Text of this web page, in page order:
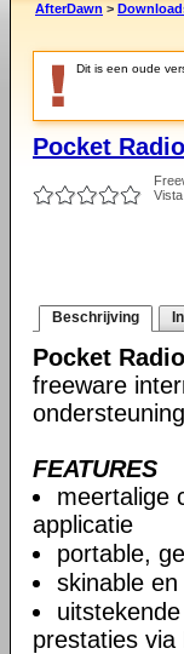
AfterDawn >
Dit is een oude
Pocket
Beschrijving
Pocket
freeware
FEATURES
meertalige
applicatie
portable,
skinable
prestaties via